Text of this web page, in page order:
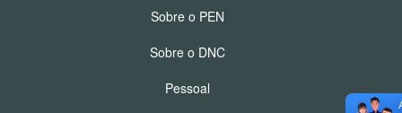
Sobre o PEN
Sobre o DNC
Pessoal